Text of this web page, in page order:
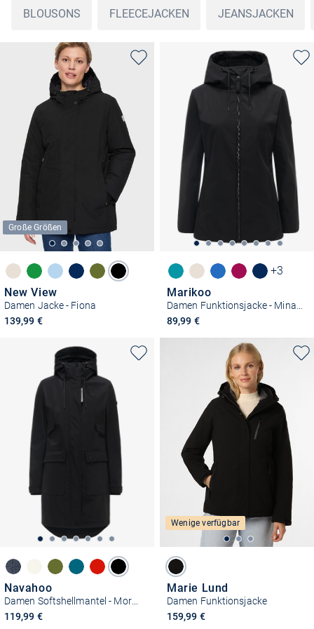
BLOUSONS FLEECEJACKEN JEANSJACKEN
Große Größen
New View
Damen Jacke - Fiona
139,99 €
+3
Marikoo
89,99 €
Navahoo
Damen Softshellmantel - Morgennebel 14
119,99 €
Wenige verfügbar
Marie Lund
Damen Funktionsjacke
159,99 €